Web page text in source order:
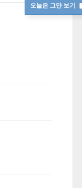
오늘은 그만 보기